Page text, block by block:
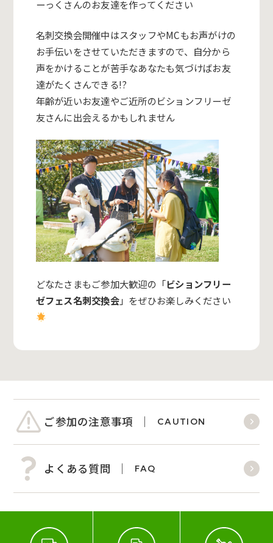
ーっくさんのお友達を作ってください
名刺交換会開催中はスタッフやMCもお声がけの
お手伝いをさせていただきますので、自分から
声をかけることが苦手なあなたも気づけばお友
達がたくさんできる!?
年齢が近いお友達やご近所のビションフリーゼ
友さんに出会えるかもしれません
どなたさまもご参加大歓迎の「ビションフリー
ゼフェス名刺交換会」をぜひお楽しみください
ご参加の注意事項 CAUTION
よくある質問 FAQ